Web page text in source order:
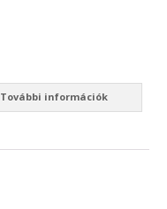
További információk